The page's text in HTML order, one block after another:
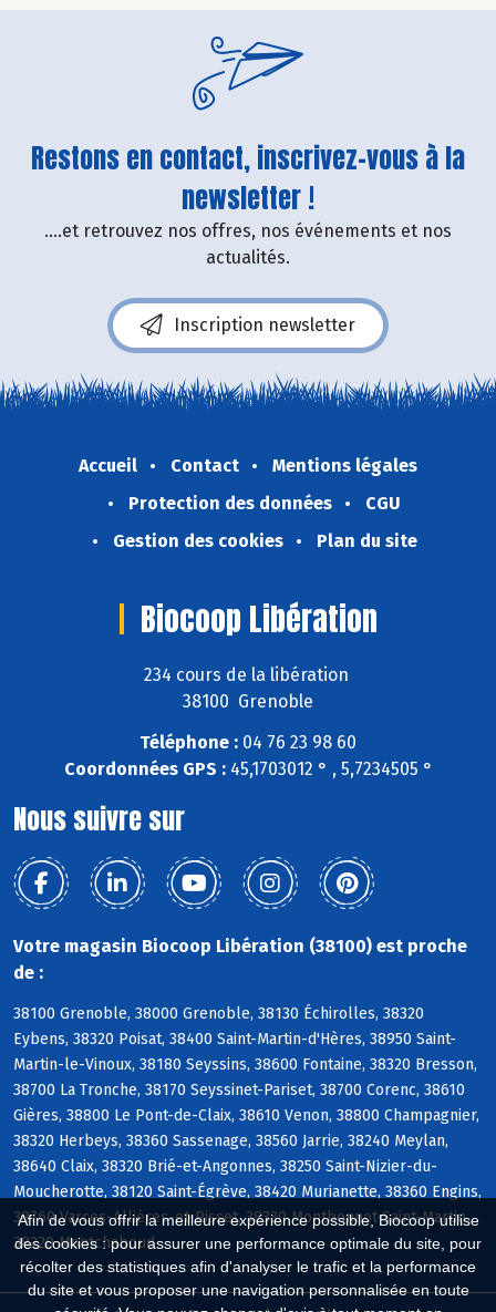
Afin de vous offrir la meilleure expérience possible, Biocoop utilise
des cookies : pour assurer une performance optimale du site, pour
récolter des statistiques afin d'analyser le trafic et la performance
du site et vous proposer une navigation personnalisée en toute
Restons en contact, inscrivez-vous à la
newsletter !
....et retrouvez nos offres, nos événements et nos
actualités.
Inscription newsletter
Accueil Contact
Mentions légales
Protection des données
CGU
Gestion des cookies
Plan du site
Biocoop Libération
234 cours de la libération
38100 Grenoble
Téléphone : 04 76 23 98 60
Coordonnées GPS :45,1703012 ° , 5,7234505 °
Nous suivre sur
Votre magasin Biocoop Libération (38100) est proche
de :
38100 Grenoble, 38000 Grenoble, 38130 Échirolles, 38320
Eybens, 38320 Poisat, 38400 Saint-Martin-d'Hères, 38950 Saint-
Martin-le-Vinoux, 38180 Seyssins, 38600 Fontaine, 38320 Bresson,
38700 La Tronche, 38170 Seyssinet-Pariset, 38700 Corenc, 38610
Gières, 38800 Le Pont-de-Claix, 38610 Venon, 38800 Champagnier,
38320 Herbeys, 38360 Sassenage, 38560 Jarrie, 38240 Meylan,
38640 Claix, 38320 Brié-et-Angonnes, 38250 Saint-Nizier-du-
Moucherotte, 38120 Saint-Égrève, 38420 Murianette, 38360 Engins,
38760 Varces-Allières-et-Risset, 38330 Montbonnot-Saint-Martin,
38220 Montchaboud